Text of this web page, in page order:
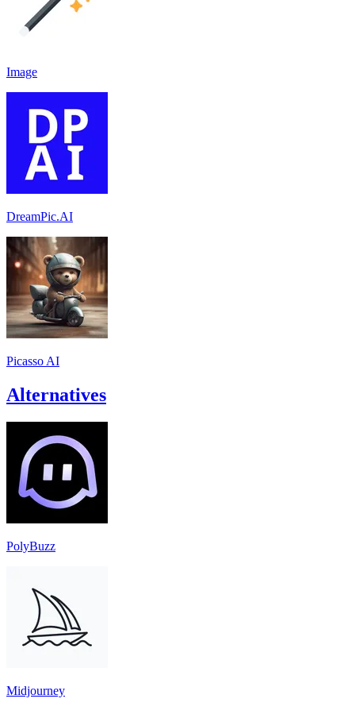
Image
DreamPic.AI
Picasso AI
Alternatives
PolyBuzz
Midjourney